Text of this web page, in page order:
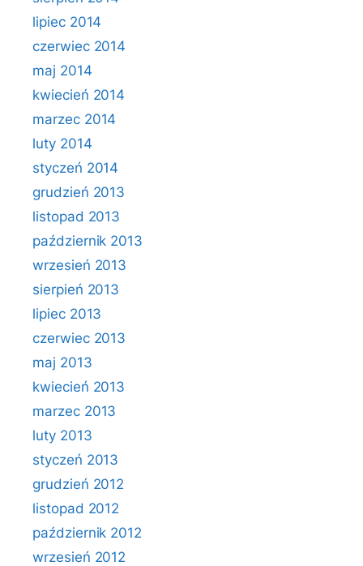
lipiec 2014
czerwiec 2014
maj 2014
kwiecień 2014
marzec 2014
luty 2014
styczeń 2014
grudzień 2013
listopad 2013
październik 2013
wrzesień 2013
sierpień 2013
lipiec 2013
czerwiec 2013
maj 2013
kwiecień 2013
marzec 2013
luty 2013
styczeń 2013
grudzień 2012
listopad 2012
październik 2012
wrzesień 2012